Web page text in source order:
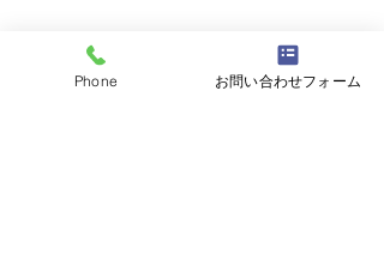
Phone お問い合わせフォーム